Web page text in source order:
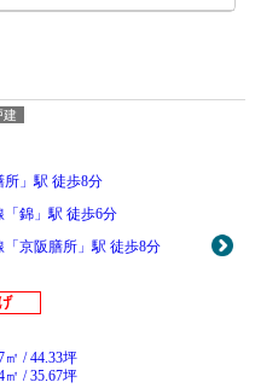
建
」駅 徒歩8分
錦」駅 徒歩6分
京阪膳所」駅 徒歩8分
㎡ / 44.33坪
㎡ / 35.67坪